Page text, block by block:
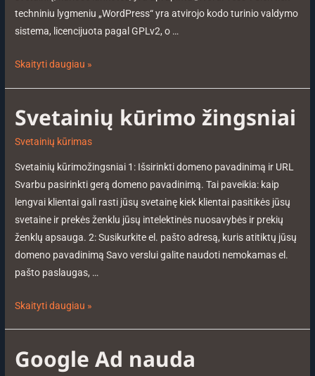
techniniu lygmeniu „WordPress“ yra atvirojo kodo turinio valdymo
sistema, licencijuota pagal GPLv2, o …
Skaityti daugiau »
Svetainių kūrimo žingsniai
Svetainių kūrimas
Svetainių kūrimožingsniai 1: Išsirinkti domeno pavadinimą ir URL
Svarbu pasirinkti gerą domeno pavadinimą. Tai paveikia: kaip
lengvai klientai gali rasti jūsų svetainę kiek klientai pasitikės jūsų
svetaine ir prekės ženklu jūsų intelektinės nuosavybės ir prekių
ženklų apsauga. 2: Susikurkite el. pašto adresą, kuris atitiktų jūsų
domeno pavadinimą Savo verslui galite naudoti nemokamas el.
pašto paslaugas, …
Skaityti daugiau »
Google Ad nauda